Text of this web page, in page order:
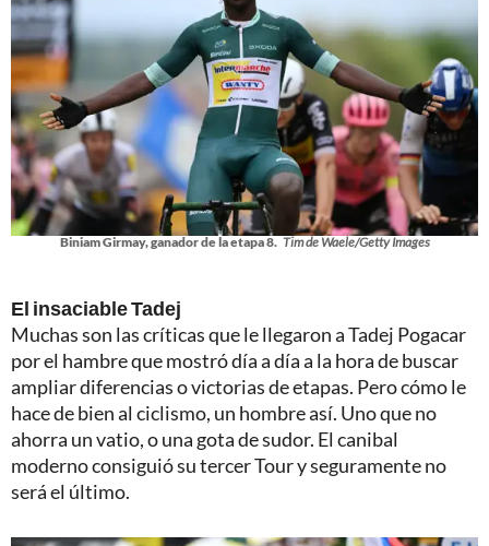
Biniam Girmay, ganador de la etapa 8. Tim de Waele/Getty Images
El insaciable Tadej
Muchas son las críticas que le llegaron a Tadej Pogacar
por el hambre que mostró día a día a la hora de buscar
ampliar diferencias o victorias de etapas. Pero cómo le
hace de bien al ciclismo, un hombre así. Uno que no
ahorra un vatio, o una gota de sudor. El canibal
moderno consiguió su tercer Tour y seguramente no
será el último.